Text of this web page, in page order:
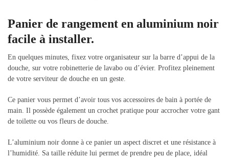
Panier de rangement en aluminium noir
facile à installer.
En quelques minutes, fixez votre organisateur sur la barre d’appui de la
douche, sur votre robinetterie de lavabo ou d’évier. Profitez pleinement
de votre serviteur de douche en un geste.
Ce panier vous permet d’avoir tous vos accessoires de bain à portée de
main. Il possède également un crochet pratique pour accrocher votre gant
de toilette ou vos fleurs de douche.
L’aluminium noir donne à ce panier un aspect discret et une résistance à
l’humidité. Sa taille réduite lui permet de prendre peu de place, idéal